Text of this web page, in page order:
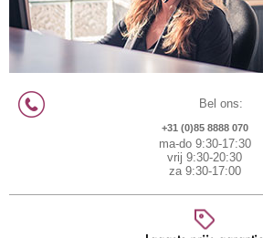
Bel ons:
+31 (0)85 8888 070
ma-do 9:30-17:30
vrij 9:30-20:30
za 9:30-17:00